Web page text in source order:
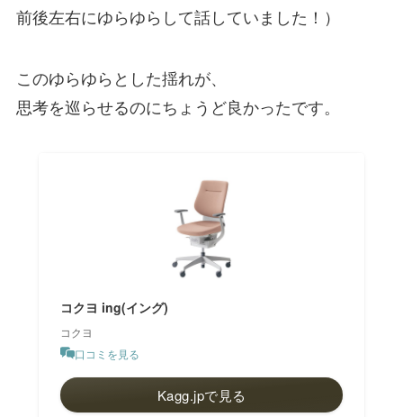
前後左右にゆらゆらして話していました！）
このゆらゆらとした揺れが、
思考を巡らせるのにちょうど良かったです。
コクヨ ing(イング)
コクヨ
口コミを見る
Kagg.jpで見る